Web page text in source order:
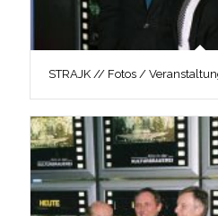
STRAJK // Fotos /